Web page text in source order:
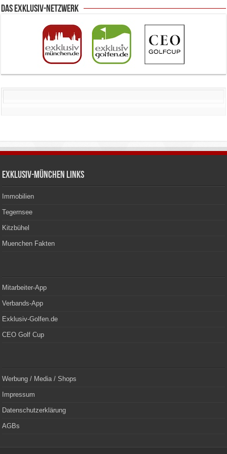
Das Exklusiv-Netzwerk
Exklusiv-München Links
Immobilien
Tegernsee
Kitzbühel
Muenchen Fakten
Mitarbeiter-App
Verbands-App
Exklusiv-Golfen.de
CEO Golf Cup
Werbung / Media / Shops
Impressum
Datenschutzerklärung
AGBs